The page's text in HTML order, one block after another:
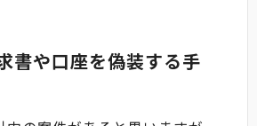
書や口座を偽装する手